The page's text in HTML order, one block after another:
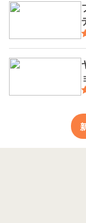
フ
ヤ